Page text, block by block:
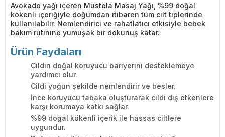
Avokado yağı içeren Mustela Masaj Yağı, %99 doğal
kökenli içeriğiyle doğumdan itibaren tüm cilt tiplerinde
kullanılabilir. Nemlendirici ve rahatlatıcı etkisiyle bebek
bakım rutinine yumuşak bir dokunuş katar.
Ürün Faydaları
Cildin doğal koruyucu bariyerini desteklemeye
yardımcı olur.
Cildi yoğun şekilde nemlendirir ve besler.
İnce koruyucu tabaka oluşturarak cildi dış etkenlere
karşı korumaya katkı sağlar.
%99 doğal kökenli içerik ile hassas ciltlere
uygundur.